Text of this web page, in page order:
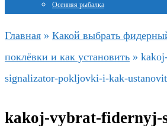
Осенняя рыбалка
Главная » Какой выбрать
поклёвки и как установить »
signalizator-pokljovki-i-kak-
kakoj-vybrat-fidernyj-